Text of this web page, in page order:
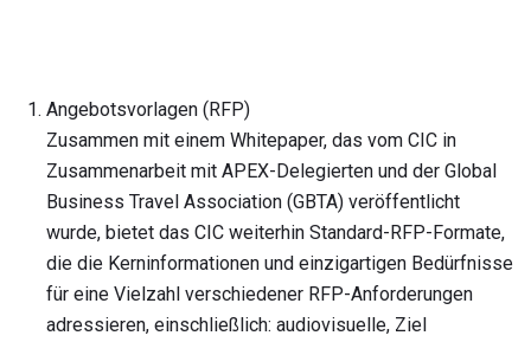
Angebotsvorlagen (RFP)
Zusammen mit einem Whitepaper, das vom CIC in
Zusammenarbeit mit APEX-Delegierten und der Global
Business Travel Association (GBTA) veröffentlicht
wurde, bietet das CIC weiterhin Standard-RFP-Formate,
die die Kerninformationen und einzigartigen Bedürfnisse
für eine Vielzahl verschiedener RFP-Anforderungen
adressieren, einschließlich: audiovisuelle, Ziel